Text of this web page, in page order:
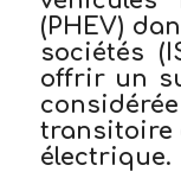
(PHEV)
sociétés
offrir un
transitoire
électrique.